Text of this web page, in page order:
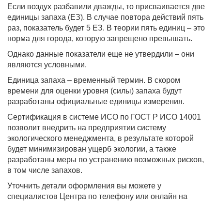
Если воздух разбавили дважды, то присваивается две
единицы запаха (ЕЗ). В случае повтора действий пять
раз, показатель будет 5 ЕЗ. В теории пять единиц – это
норма для города, которую запрещено превышать.
Однако данные показатели еще не утвердили – они
являются условными.
Единица запаха – временный термин. В скором
времени для оценки уровня (силы) запаха будут
разработаны официальные единицы измерения.
Сертификация в системе ИСО по ГОСТ Р ИСО 14001
позволит внедрить на предприятии систему
экологического менеджмента, в результате которой
будет минимизирован ущерб экологии, а также
разработаны меры по устранению возможных рисков,
в том числе запахов.
Уточнить детали оформления вы можете у
специалистов Центра по телефону или онлайн на